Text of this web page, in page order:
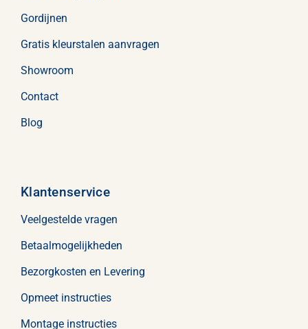
Gordijnen
Gratis kleurstalen aanvragen
Showroom
Contact
Blog
Klantenservice
Veelgestelde vragen
Betaalmogelijkheden
Bezorgkosten en Levering
Opmeet instructies
Montage instructies